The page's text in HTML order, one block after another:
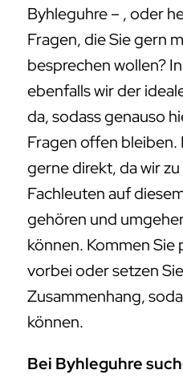
Byhleguhre – , oder
Fragen, die Sie gern
besprechen wollen?
ebenfalls wir der
da, sodass genauso
Fragen offen bleiben.
gerne direkt, da wir
Fachleuten auf
gehören und
können. Kommen Sie
vorbei oder setzen
Zusammenhang,
können.
Bei Byhleguhre